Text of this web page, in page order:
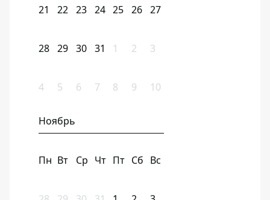
21 22 23 24 25 26 27
28 29 30 31 1 2 3
4 5 6 7 8 9 10
Ноябрь
Пн Вт Ср Чт Пт Сб Вс